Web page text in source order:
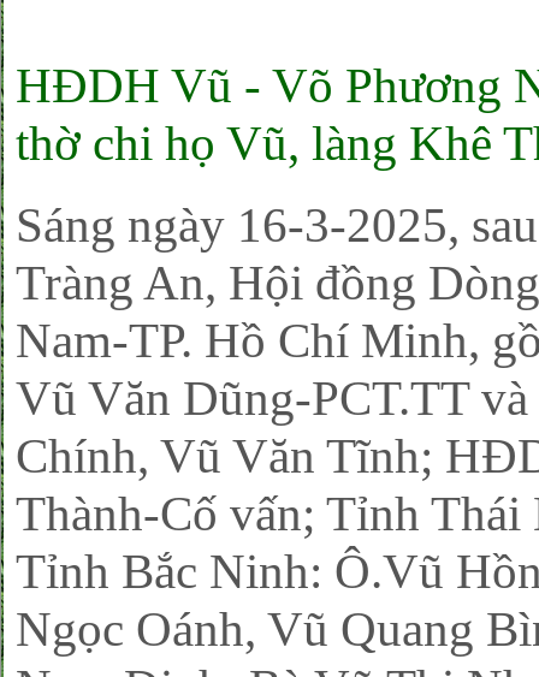
HĐDH Vũ - Võ Phương
thờ chi họ Vũ, làng Khê
Sáng ngày 16-3-2025,
Tràng An, Hội đồng
Nam-TP. Hồ Chí Minh,
Vũ Văn Dũng-PCT.TT
Chính, Vũ Văn Tĩnh;
Thành-Cố vấn; Tỉnh
Tỉnh Bắc Ninh: Ô.Vũ
Ngọc Oánh, Vũ Quang